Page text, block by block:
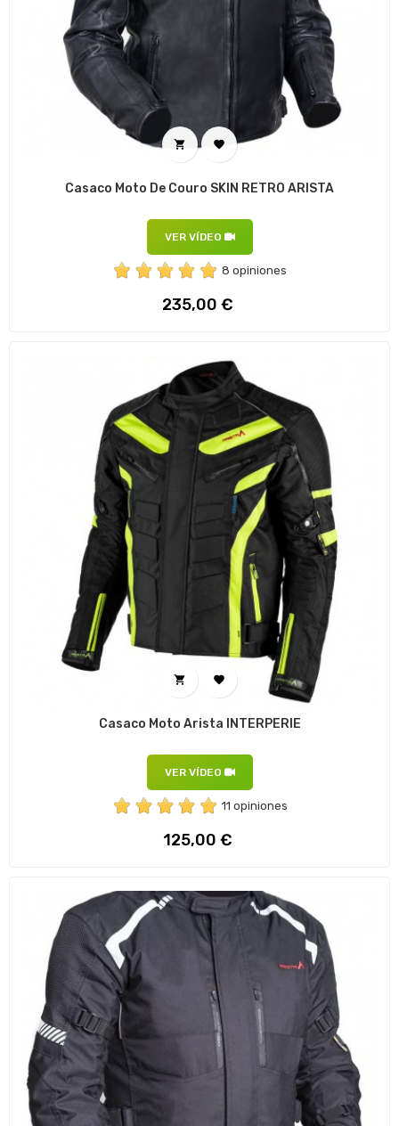
 
Casaco Moto De Couro SKIN RETRO ARISTA
VER VÍDEO
8 opiniones
Preço
235,00 €
 
Casaco Moto Arista INTERPERIE
VER VÍDEO
11 opiniones
Preço
125,00 €